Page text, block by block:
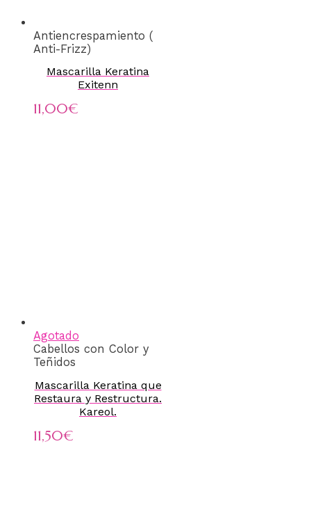
Antiencrespamiento (
Anti-Frizz)
Mascarilla Keratina
Exitenn
11,00€
Agotado
Cabellos con Color y
Teñidos
Mascarilla Keratina que
Restaura y Restructura.
Kareol.
11,50€